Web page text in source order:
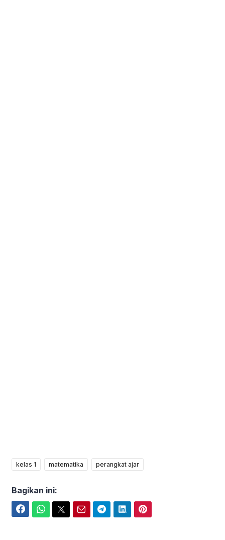
kelas 1 matematika perangkat ajar
Bagikan ini: